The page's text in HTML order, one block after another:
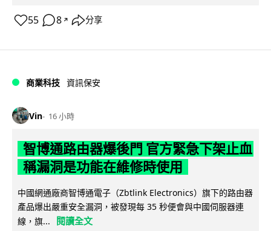
55 8 ↗ 分享
商業科技 資訊保安
Vin 16 小時
智博通路由器爆後門 官方緊急下架止血
稱漏洞是功能在維修時使用
中國網通廠商智博通電子（Zbtlink Electronics）旗下的路由器
產品爆出嚴重安全漏洞，被發現每 35 秒便會與中國伺服器連
線，旗...
閱讀全文